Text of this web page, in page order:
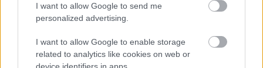
I want to allow Google to send me
personalized advertising.
I want to allow Google to enable storage
related to analytics like cookies on web or
device identifiers in apps.
károsodása. Alzheimer-kór esetén például kóros fehérje-
lerakódások jelennek meg az agyban, és ez rontja az
idegsejtek közti kommunikációt.